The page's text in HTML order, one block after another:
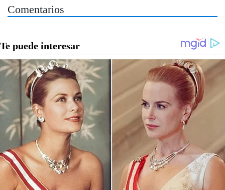
Comentarios